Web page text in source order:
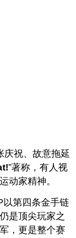
庆祝、故意拖延
”著称，有人视
动家精神。
第四条金手链
是顶尖玩家之
，更是整个赛